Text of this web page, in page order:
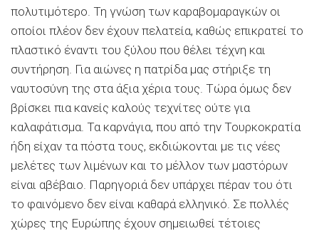
πολυτιμότερο. Τη γνώση των καραβομαραγκών οι
οποίοι πλέον δεν έχουν πελατεία, καθώς επικρατεί το
πλαστικό έναντι του ξύλου που θέλει τέχνη και
συντήρηση. Για αιώνες η πατρίδα μας στήριξε τη
ναυτοσύνη της στα άξια χέρια τους. Τώρα όμως δεν
βρίσκει πια κανείς καλούς τεχνίτες ούτε για
καλαφάτισμα. Τα καρνάγια, που από την Τουρκοκρατία
ήδη είχαν τα πόστα τους, εκδιώκονται με τις νέες
μελέτες των λιμένων και το μέλλον των μαστόρων
είναι αβέβαιο. Παρηγοριά δεν υπάρχει πέραν του ότι
το φαινόμενο δεν είναι καθαρά ελληνικό. Σε πολλές
χώρες της Ευρώπης έχουν σημειωθεί τέτοιες